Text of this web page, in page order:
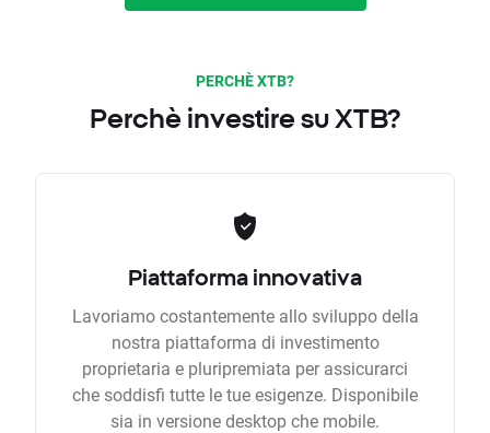
PERCHÈ XTB?
Perchè investire su XTB?
Piattaforma innovativa
Lavoriamo costantemente allo sviluppo della
nostra piattaforma di investimento
proprietaria e pluripremiata per assicurarci
che soddisfi tutte le tue esigenze. Disponibile
sia in versione desktop che mobile.